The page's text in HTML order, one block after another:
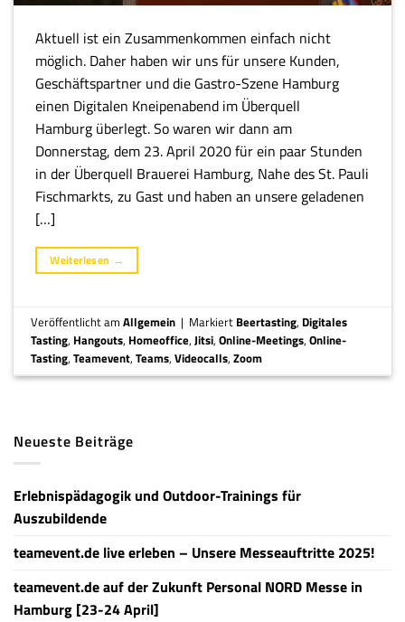
Aktuell ist ein Zusammenkommen einfach nicht
möglich. Daher haben wir uns für unsere Kunden,
Geschäftspartner und die Gastro-Szene Hamburg
einen Digitalen Kneipenabend im Überquell
Hamburg überlegt. So waren wir dann am
Donnerstag, dem 23. April 2020 für ein paar Stunden
in der Überquell Brauerei Hamburg, Nahe des St. Pauli
Fischmarkts, zu Gast und haben an unsere geladenen
[…]
Weiterlesen →
Veröffentlicht amAllgemein | Markiert Beertasting, Digitales
Tasting, Hangouts, Homeoffice,Jitsi,Online-Meetings,Online-
Tasting,Teamevent,Teams,Videocalls,Zoom
Neueste Beiträge
Erlebnispädagogik und Outdoor-Trainings für
Auszubildende
teamevent.de live erleben – Unsere Messeauftritte 2025!
teamevent.de auf der Zukunft Personal NORD Messe in
Hamburg [23-24 April]